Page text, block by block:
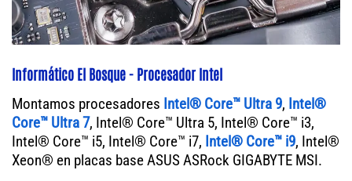
Informático El Bosque - Procesador Intel
Montamos procesadores Intel® Core™ Ultra 9, Intel®
Core™ Ultra 7, Intel® Core™ Ultra 5, Intel® Core™ i3,
Intel® Core™ i5, Intel® Core™ i7, Intel® Core™ i9, Intel®
Xeon® en placas base ASUS ASRock GIGABYTE MSI.